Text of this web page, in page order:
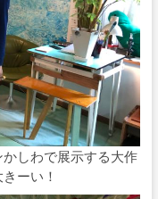
しわで展示する大作
ーい！